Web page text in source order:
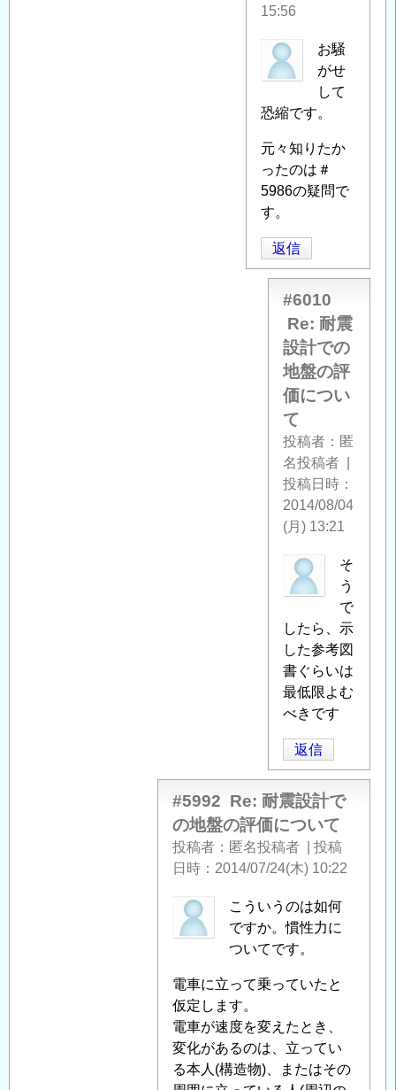
の
評
価
に
つ
て 」
へ
の
返
15:56
匿
名
稿
に
よ
る
「 Re:
耐
震
設
」
お騒
がせ
して
恐縮です。
元々知りたか
ったのは＃
5986の疑問で
す。
返信
#6010
Re: 耐震
設計での
地盤の評
価につい
て
投稿者
匿
名投稿者
投稿日時
2014/08/04
(月) 13:21
匿
名
稿
者
に
よ
る
耐
震
設
計
で
の
盤
の
評
に
い
て」
へ
そ
う
で
したら、示
した参考図
書ぐらいは
最低限よむ
べきです
返信
#5992 Re: 耐震設計で
の地盤の評価について
投稿者 匿名投稿者
投稿
日時
2014/07/24(木) 10:22
匿
名
者
に
よ
る
「Re:
こういうのは如何
ですか。慣性力に
ついてです。
電車に立って乗っていたと
仮定します。
電車が速度を変えたとき、
変化があるのは、立ってい
る本人(構造物)、またはその